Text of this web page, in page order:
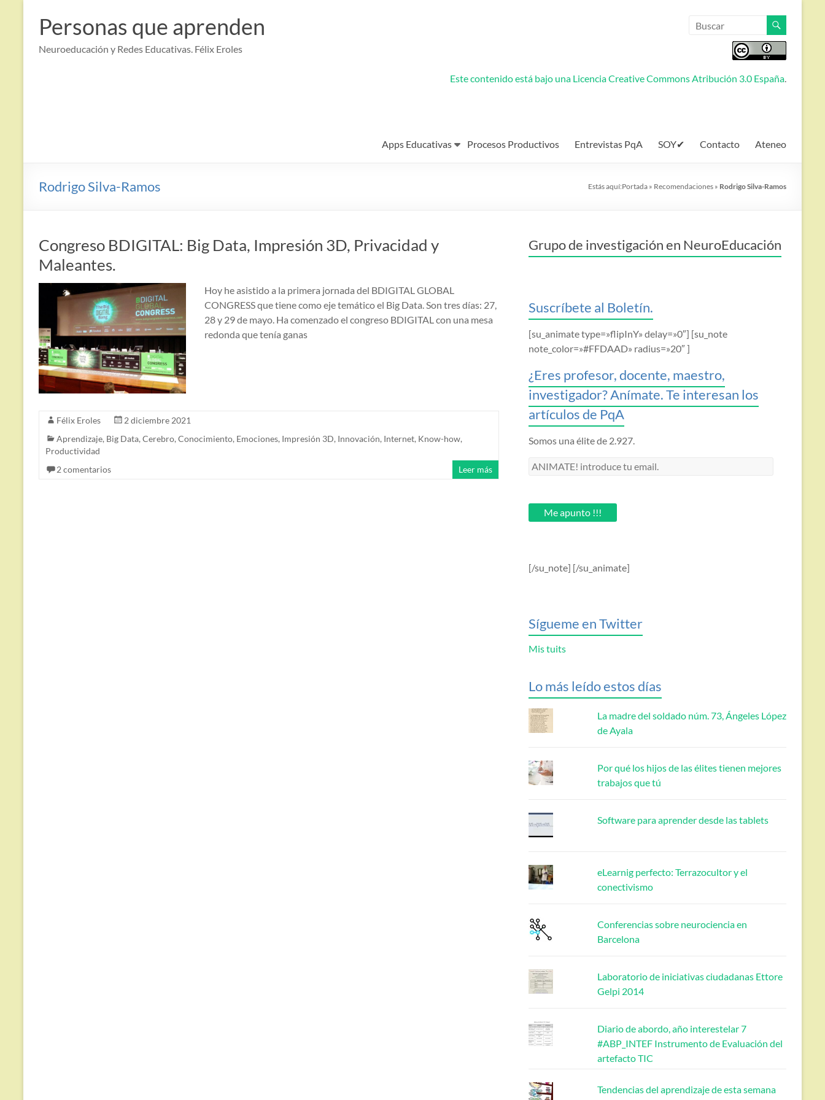
contenido
Personas que aprenden
Neuroeducación y Redes Educativas. Félix Eroles
Este contenido está bajo una Licencia Creative Commons Atribución 3.0 España.
Apps Educativas Procesos Productivos Entrevistas PqA SOY✔ Contacto Ateneo
Rodrigo Silva-Ramos Estás aquí:Portada » Recomendaciones » Rodrigo Silva-Ramos
Congreso BDIGITAL: Big Data, Impresión 3D, Privacidad y
Maleantes.
Hoy he asistido a la primera jornada del BDIGITAL GLOBAL
CONGRESS que tiene como eje temático el Big Data. Son tres días: 27,
28 y 29 de mayo. Ha comenzado el congreso BDIGITAL con una mesa
redonda que tenía ganas
Félix Eroles
2 diciembre 2021
Aprendizaje, Big Data, Cerebro, Conocimiento, Emociones, Impresión 3D, Innovación, Internet, Know-how,
Productividad
2 comentarios
Leer más
Grupo de investigación en NeuroEducación
Suscríbete al Boletín.
[su_animate type=»flipInY» delay=»0″] [su_note
note_color=»#FFDAAD» radius=»20″ ]
¿Eres profesor, docente, maestro,
investigador? Anímate. Te interesan los
artículos de PqA
Somos una élite de 2.927.
ANIMATE!
email.Me apunto !!!
[/su_note] [/su_animate]
Sígueme en Twitter
Mis tuits
Lo más leído estos días
La madre del soldado núm. 73, Ángeles López
de Ayala
Por qué los hijos de las élites tienen mejores
trabajos que tú
Software para aprender desde las tablets
eLearnig perfecto: Terrazocultor y el
conectivismo
Conferencias sobre neurociencia en
Barcelona
Laboratorio de iniciativas ciudadanas Ettore
Gelpi 2014
Diario de abordo, año interestelar 7
#ABP_INTEF Instrumento de Evaluación del
artefacto TIC
Tendencias del aprendizaje de esta semana